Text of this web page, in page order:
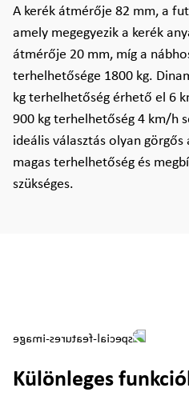
A kerék átmérője 82 mm, a
amely megegyezik a kerék
átmérője 20 mm, míg a
terhelhetősége 1800 kg.
kg terhelhetőség érhető el 6
900 kg terhelhetőség 4 km/h
ideális választás olyan
magas terhelhetőség és
szükséges.
Különleges